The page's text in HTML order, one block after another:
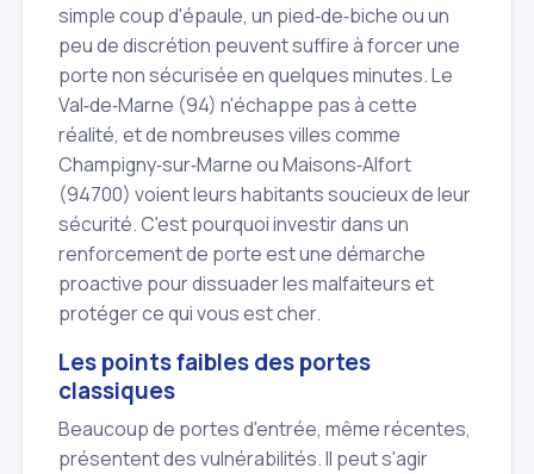
simple coup d'épaule, un pied‑de‑biche ou un
peu de discrétion peuvent suffire à forcer une
porte non sécurisée en quelques minutes. Le
Val‑de‑Marne (94) n'échappe pas à cette
réalité, et de nombreuses villes comme
Champigny‑sur‑Marne ou Maisons‑Alfort
(94700) voient leurs habitants soucieux de leur
sécurité. C'est pourquoi investir dans un
renforcement de porte est une démarche
proactive pour dissuader les malfaiteurs et
protéger ce qui vous est cher.
Les points faibles des portes
classiques
Beaucoup de portes d'entrée, même récentes,
présentent des vulnérabilités. Il peut s'agir